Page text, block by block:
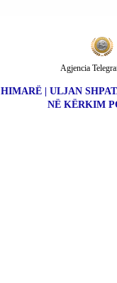
HIMARË | ULJAN
NË KËRKIM
Agjencia